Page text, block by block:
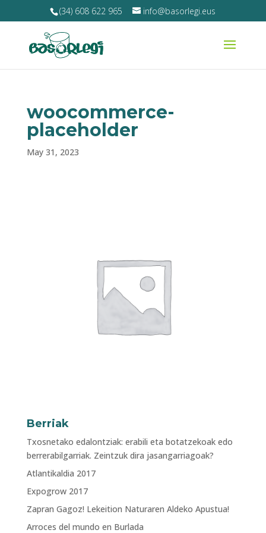
(34) 608 622 965 info@basorlegi.eus
woocommerce-
placeholder
May 31, 2023
Berriak
Txosnetako edalontziak: erabili eta botatzekoak edo
berrerabilgarriak. Zeintzuk dira jasangarriagoak?
Atlantikaldia 2017
Expogrow 2017
Zapran Gagoz! Lekeition Naturaren Aldeko Apustua!
Arroces del mundo en Burlada